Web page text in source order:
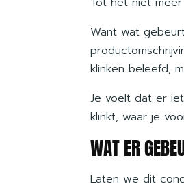
Want wat
klinken beleefd,
Je voelt dat er
klinkt, waar je
WAT ER
Laten we dit